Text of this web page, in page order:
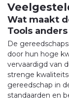
Wat maakt
Tools
De
door hun hoge
vervaardigd van
strenge
gereedschap in
standaarden en